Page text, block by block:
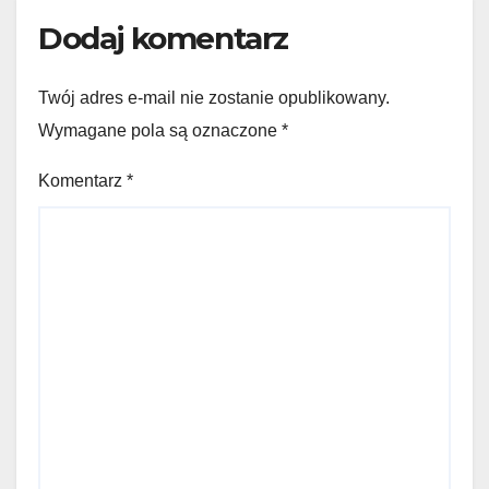
Dodaj komentarz
Twój adres e-mail nie zostanie opublikowany.
Wymagane pola są oznaczone *
Komentarz *